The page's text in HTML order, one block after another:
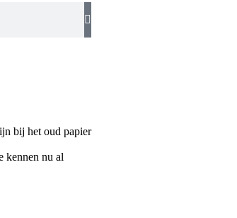
bij het oud papier
kennen nu al